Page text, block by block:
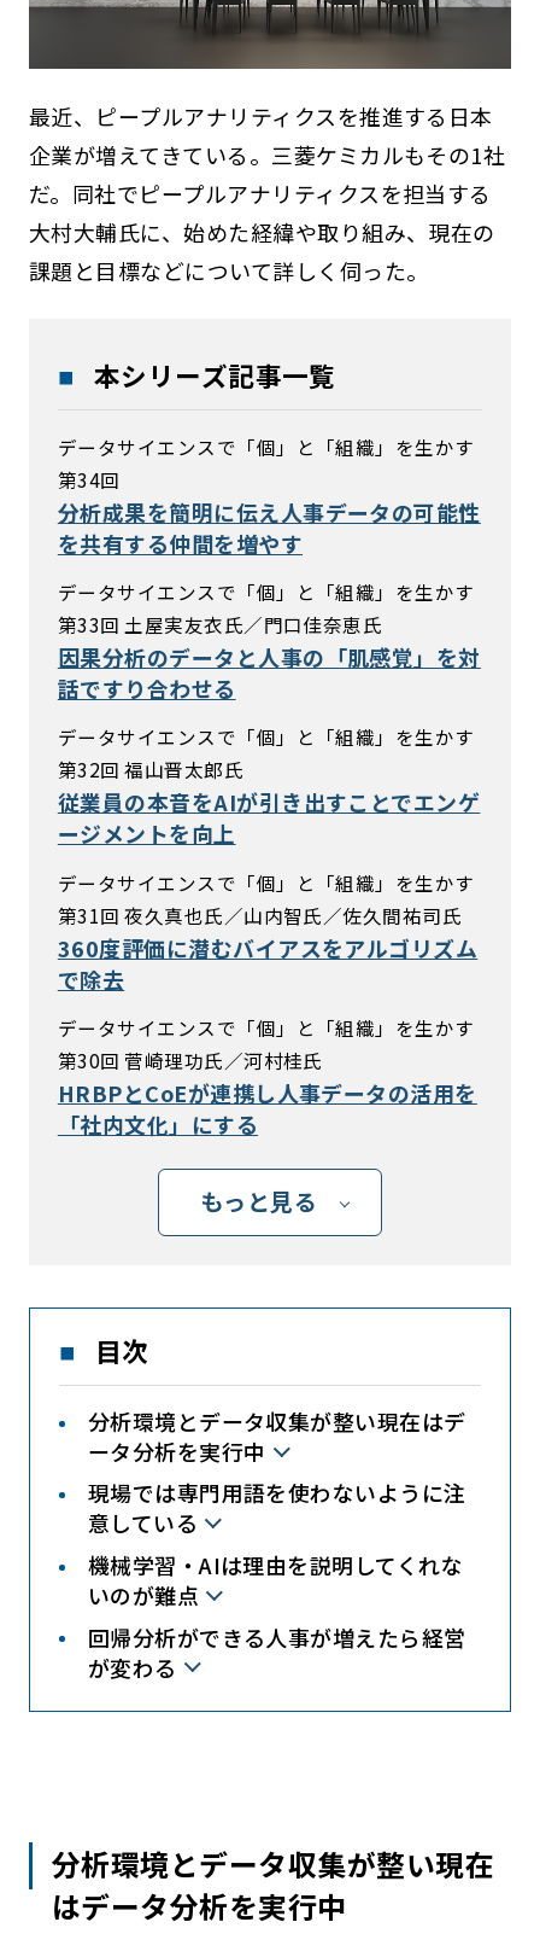
最近、ピープルアナリティクスを推進する日本
企業が増えてきている。三菱ケミカルもその1社
だ。同社でピープルアナリティクスを担当する
大村大輔氏に、始めた経緯や取り組み、現在の
課題と目標などについて詳しく伺った。
本シリーズ記事一覧
データサイエンスで「個」と「組織」を生かす
第34回
分析成果を簡明に伝え人事データの可能性
を共有する仲間を増やす
データサイエンスで「個」と「組織」を生かす
第33回 土屋実友衣氏／門口佳奈恵氏
因果分析のデータと人事の「肌感覚」を対
話ですり合わせる
データサイエンスで「個」と「組織」を生かす
第32回 福山晋太郎氏
従業員の本音をAIが引き出すことでエンゲ
ージメントを向上
データサイエンスで「個」と「組織」を生かす
第31回 夜久真也氏／山内智氏／佐久間祐司氏
360度評価に潜むバイアスをアルゴリズム
で除去
データサイエンスで「個」と「組織」を生かす
第30回 菅崎理功氏／河村桂氏
HRBPとCoEが連携し人事データの活用を
「社内文化」にする
もっと見る
目次
分析環境とデータ収集が整い現在はデ
ータ分析を実行中
現場では専門用語を使わないように注
意している
機械学習・AIは理由を説明してくれな
いのが難点
回帰分析ができる人事が増えたら経営
が変わる
分析環境とデータ収集が整い現在
はデータ分析を実行中